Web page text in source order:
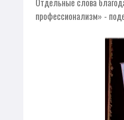
профессионализм» -